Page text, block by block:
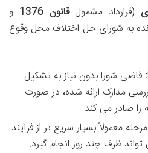
(قرارداد مشمولقانون 1376
و
به شورای حل اختلاف محل وقوع
قاضی شورا بدون نیاز به تشکیل
مدارک ارائه شده، در صورت
را صادر می کند.
معمولاً بسیار سریع تر از فرآیند
ظرف چند روز انجام گیرد.